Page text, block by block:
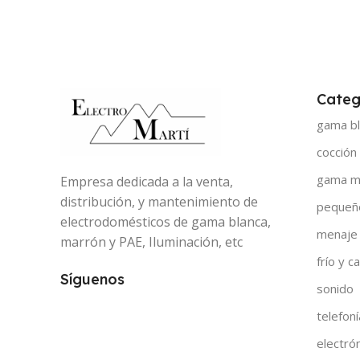
Empresa dedicada a la venta,
distribución, y mantenimiento de
electrodomésticos de gama blanca,
marrón y PAE, Iluminación, etc
Síguenos
gama
cocción
gama
menaje
frío y
sonido